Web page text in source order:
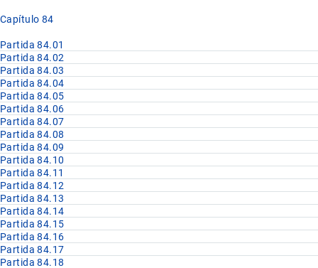
Capítulo 84
Partida 84.01
Partida 84.02
Partida 84.03
Partida 84.04
Partida 84.05
Partida 84.06
Partida 84.07
Partida 84.08
Partida 84.09
Partida 84.10
Partida 84.11
Partida 84.12
Partida 84.13
Partida 84.14
Partida 84.15
Partida 84.16
Partida 84.17
Partida 84.18